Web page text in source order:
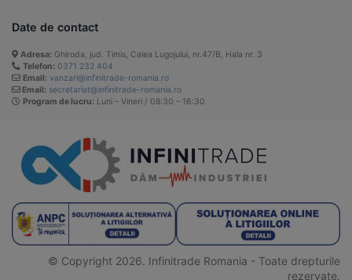
Date de contact
Adresa: Ghiroda, jud. Timis, Calea Lugojului, nr.47/B, Hala nr. 3
Telefon: 0371 232 404
Email: vanzari@infinitrade-romania.ro
Email: secretariat@infinitrade-romania.ro
Program de lucru: Luni – Vineri / 08:30 – 16:30
© Copyright 2026. Infinitrade Romania - Toate drepturile
rezervate.